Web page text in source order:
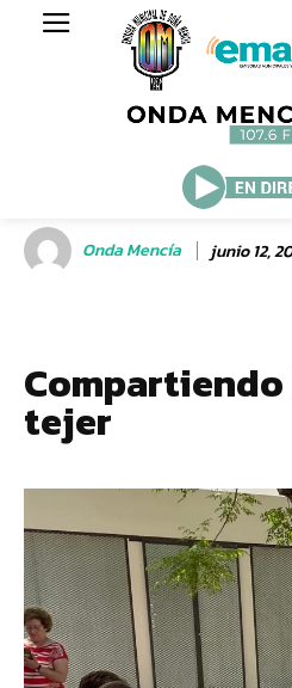
Onda Mencía junio 12,
tejer